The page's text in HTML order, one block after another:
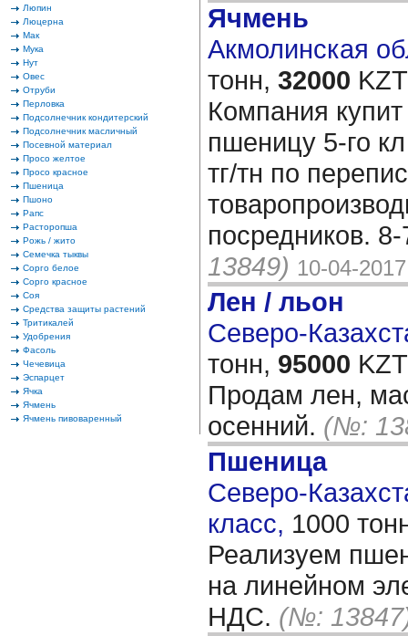
Люпин
Люцерна
Мак
Мука
Нут
Овес
Отруби
Перловка
Подсолнечник кондитерский
Подсолнечник масличный
Посевной материал
Просо желтое
Просо красное
Пшеница
Пшоно
Рапс
Расторопша
Рожь / жито
Семечка тыквы
Сорго белое
Сорго красное
Соя
Средства защиты растений
Тритикалей
Удобрения
Фасоль
Чечевица
Эспарцет
Ячка
Ячмень
Ячмень пивоваренный
Ячмень
Акмолинская
тонн, 32000
Компания
пшеницу 5-го
тг/тн по
посредников.
13849) 10-04-2017
Лен / льон
Северо-
тонн, 95000
Продам лен,
осенний. (№:
Пшеница
Северо-
класс, 1000
Реализуем
на линейном
НДС. (№: